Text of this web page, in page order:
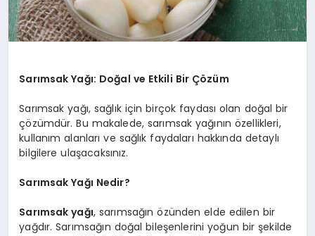
Sarımsak Yağı: Doğal ve Etkili Bir Çözüm
Sarımsak yağı, sağlık için birçok faydası olan doğal bir
çözümdür. Bu makalede, sarımsak yağının özellikleri,
kullanım alanları ve sağlık faydaları hakkında detaylı
bilgilere ulaşacaksınız.
Sarımsak Yağı Nedir?
Sarımsak yağı, sarımsağın özünden elde edilen bir
yağdır. Sarımsağın doğal bileşenlerini yoğun bir şekilde